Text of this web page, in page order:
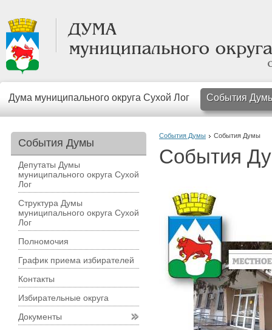
Дума муниципального округа Сухой Лог События
События Думы События Думы
События
События Думы
Депутаты Думы
муниципального округа Сухой
Лог
Структура Думы
муниципального округа Сухой
Лог
Полномочия
График приема избирателей
Контакты
Избирательные округа
Документы